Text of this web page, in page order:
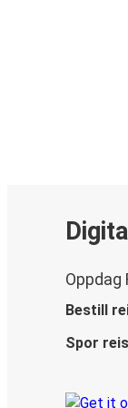
Oppdag
Bestill
Spor